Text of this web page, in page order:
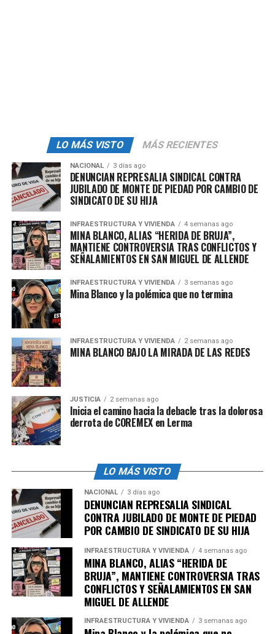
admin
LO MÁS VISTO MÁS RECIENTES
NACIONAL 3 días ago
DENUNCIAN REPRESALIA SINDICAL CONTRA
JUBILADO DE MONTE DE PIEDAD POR CAMBIO DE
SINDICATO DE SU HIJA
INFRAESTRUCTURA Y VIVIENDA 4 semanas ago
MINA BLANCO, ALIAS “HERIDA DE BRUJA”,
MANTIENE CONTROVERSIA TRAS CONFLICTOS Y
SEÑALAMIENTOS EN SAN MIGUEL DE ALLENDE
INFRAESTRUCTURA Y VIVIENDA 3 semanas ago
Mina Blanco y la polémica que no termina
INFRAESTRUCTURA Y VIVIENDA 2 semanas ago
MINA BLANCO BAJO LA MIRADA DE LAS REDES
JUSTICIA 2 semanas ago
Inicia el camino hacia la debacle tras la dolorosa
derrota de COREMEX en Lerma
LO MÁS VISTO
NACIONAL 3 días ago
DENUNCIAN REPRESALIA SINDICAL
CONTRA JUBILADO DE MONTE DE PIEDAD
POR CAMBIO DE SINDICATO DE SU HIJA
INFRAESTRUCTURA Y VIVIENDA 4 semanas ago
MINA BLANCO, ALIAS “HERIDA DE
BRUJA”, MANTIENE CONTROVERSIA TRAS
CONFLICTOS Y SEÑALAMIENTOS EN SAN
MIGUEL DE ALLENDE
INFRAESTRUCTURA Y VIVIENDA 3 semanas ago